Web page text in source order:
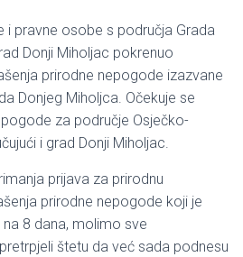
i pravne osobe s područja Grada
Donji Miholjac pokrenuo
prirodne nepogode izazvane
Donjeg Miholjca. Očekuje se
za područje Osječko-
i grad Donji Miholjac.
prijava za prirodnu
prirodne nepogode koji je
8 dana, molimo sve
štetu da već sada podnesu